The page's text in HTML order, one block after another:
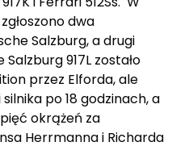
dwa
Salzburg, a drugi
917L zostało
przez Elforda, ale
po 18 godzinach, a
pięć okrążeń za
Herrmanna i Richarda